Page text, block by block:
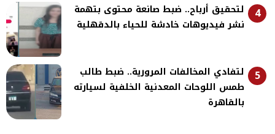
4
لتحقيق أرباح.. ضبط صانعة محتوى بتهمة
نشر فيديوهات خادشة للحياء بالدقهلية
5
لتفادي المخالفات المرورية.. ضبط طالب
طمس اللوحات المعدنية الخلفية لسيارته
بالقاهرة